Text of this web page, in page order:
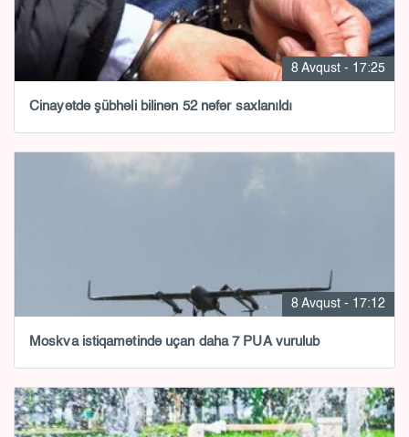
8 Avqust - 17:25
Cinayətdə şübhəli bilinən 52 nəfər saxlanıldı
8 Avqust - 17:12
Moskva istiqamətində uçan daha 7 PUA vurulub